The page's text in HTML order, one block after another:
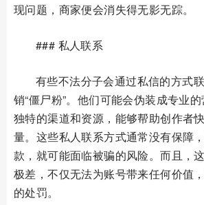
现问题，商家便会消失得无影无踪。
### 私人联系
有些不法分子会通过私信的方式
销“僵尸粉”。他们可能会伪装成专业
独特的渠道和资源，能够帮助创作者
量。这些私人联系方式通常没有保障
款，就可能面临被骗的风险。而且，
极差，不仅无法为账号带来任何价值
的处罚。